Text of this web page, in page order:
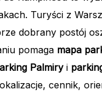
Turyści z
dobrany postój
pomaga mapa
Palmiryi
cennik,